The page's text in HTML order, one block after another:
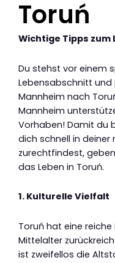
Toruń
Wichtige Tipps zum
Du stehst vor einem
Lebensabschnitt und
Mannheim nach
Mannheim
Vorhaben! Damit du
dich schnell in
zurechtfindest,
das Leben in Toruń.
1. Kulturelle Vielfalt
Toruń hat eine
Mittelalter
ist zweifellos die